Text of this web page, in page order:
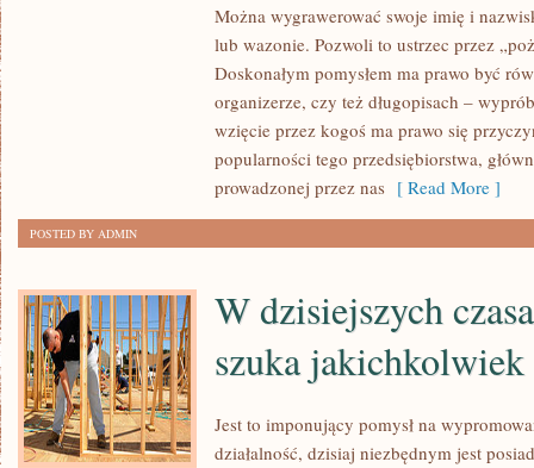
Można wygrawerować swoje imię i
lub wazonie. Pozwoli to ustrzec przez
Doskonałym pomysłem ma prawo być
organizerze, czy też długopisach –
wzięcie przez kogoś ma prawo się
popularności tego przedsiębiorstwa,
prowadzonej przez nas [ Read More ]
POSTED BY ADMIN
W dzisiejszych
szuka
Jest to imponujący pomysł na
działalność, dzisiaj niezbędnym jest